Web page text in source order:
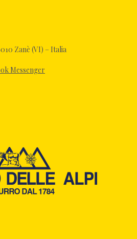
Zanè (VI) – Italia
Messenger